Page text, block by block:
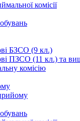
комісії
БЗСО (9 кл.)
ПЗСО (11 кл.) та
комісію